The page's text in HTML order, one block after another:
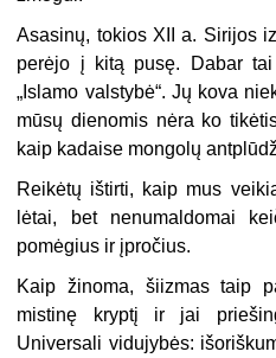
Asasinų, tokios XII a. Sirijos
perėjo į kitą pusę. Dabar
„Islamo valstybė“. Jų kova
mūsų dienomis nėra ko
kaip kadaise mongolų
Reikėtų ištirti, kaip mus
lėtai, bet nenumaldomai
pomėgius ir įpročius.
Kaip žinoma, šiizmas taip
mistinę kryptį ir jai
Universali vidujybės: